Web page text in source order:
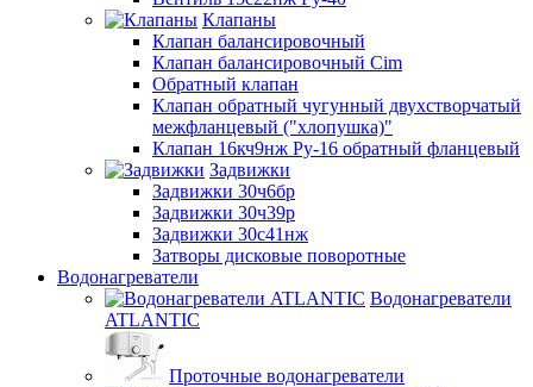
Клапаны
Клапан балансировочный
Клапан балансировочный Cim
Обратный клапан
Клапан обратный чугунный двухстворчатый
межфланцевый ("хлопушка)"
Клапан 16кч9нж Ру-16 обратный фланцевый
Задвижки
Задвижки 30ч6бр
Задвижки 30ч39р
Задвижки 30с41нж
Затворы дисковые поворотные
Водонагреватели
Водонагреватели
ATLANTIC
Проточные водонагреватели